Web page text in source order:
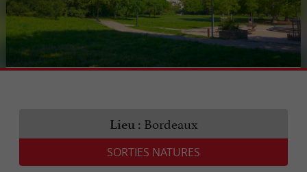
Lieu : Bordeaux
SORTIES NATURES